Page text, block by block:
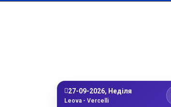
27-09-2026, Неділя
Leova - Vercelli